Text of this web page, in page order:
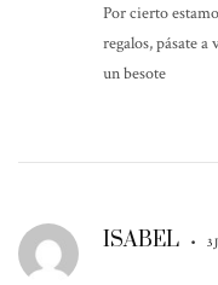
Por cierto
regalos, pásate
un besote
ISABEL • 3